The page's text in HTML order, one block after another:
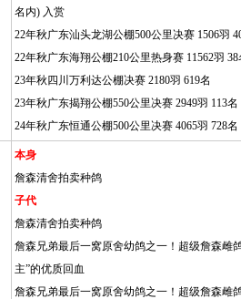
名内) 入赏
22年秋广东汕头龙湖公棚500公里决赛 1506羽
22年秋广东海翔公棚210公里热身赛 11562羽 38
23年秋四川万利达公棚决赛 2180羽 619名
23年秋广东揭翔公棚550公里决赛 2949羽 113名
24年秋广东恒通公棚500公里决赛 4065羽 728名
本身
詹森清舍拍卖种鸽
子代
詹森清舍拍卖种鸽
詹森兄弟最后一窝原舍幼鸽之一！超级詹森雌
主”的优质回血
詹森兄弟最后一窝原舍幼鸽之一！超级詹森雌